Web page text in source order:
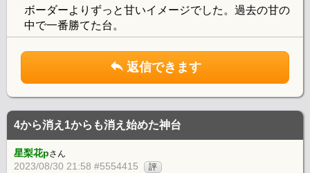
ボーダーよりずっと甘いイメージでした。過去の甘の
中で一番勝てた台。
返信できます
4から消え1からも消え始めた神台
星梨花pさん
2023/08/30 21:58 #5554415 評